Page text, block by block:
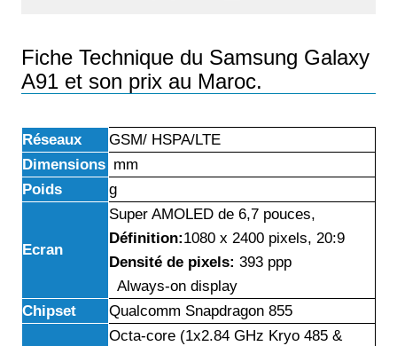
Fiche Technique du Samsung Galaxy
A91 et son prix au Maroc.
Réseaux
GSM/ HSPA/LTE
Dimensions mm
Poids
g
Ecran
Super AMOLED de 6,7 pouces,
Définition:1080 x 2400 pixels, 20:9
Densité de pixels: 393 ppp
Always-on display
Chipset
Qualcomm Snapdragon 855
Octa-core (1x2.84 GHz Kryo 485 &